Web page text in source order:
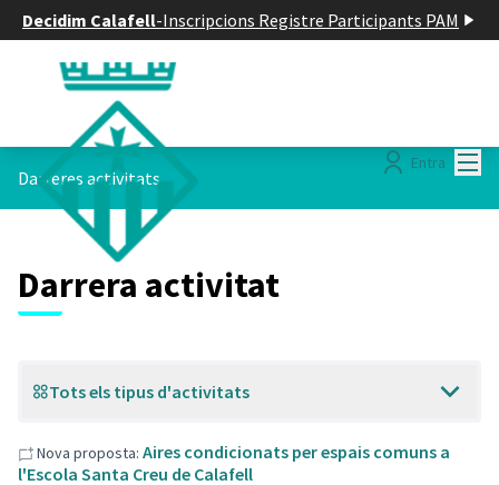
Decidim Calafell-Inscripcions Registre Participants PAM
Entra
Darreres activitats
Darrera activitat
Tots els tipus d'activitats
Nova proposta: Aires condicionats per espais comuns a
l'Escola Santa Creu de Calafell